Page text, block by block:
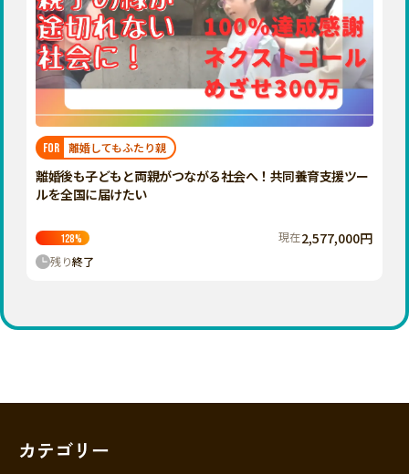
FOR 離婚してもふたり親
離婚後も子どもと両親がつながる社会へ！共同養育支援ツー
ルを全国に届けたい
128% 現在2,577,000円
残り終了
カテゴリー